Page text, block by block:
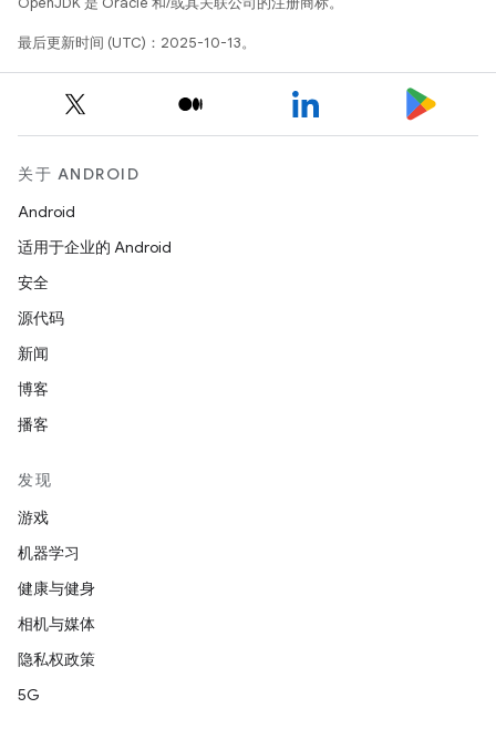
最后更新时间 (UTC)：2025-10-13。
关于 ANDROID
Android
适用于企业的 Android
安全
源代码
新闻
博客
播客
发现
游戏
机器学习
健康与健身
相机与媒体
隐私权政策
5G